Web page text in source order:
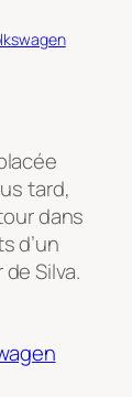
tard,
dans
d’un
Silva.